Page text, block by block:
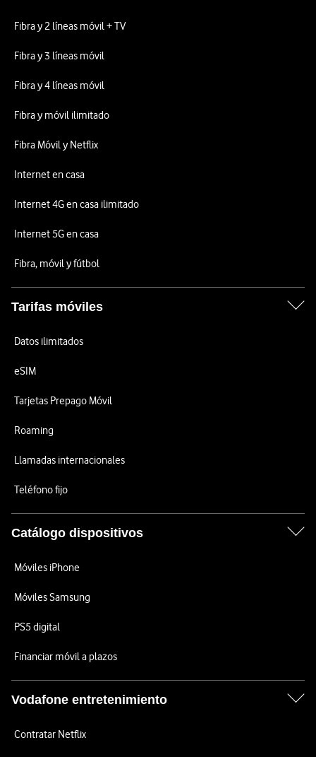
Fibra y 2 líneas móvil + TV
Fibra y 3 líneas móvil
Fibra y 4 líneas móvil
Fibra y móvil ilimitado
Fibra Móvil y Netflix
Internet en casa
Internet 4G en casa ilimitado
Internet 5G en casa
Fibra, móvil y fútbol
Tarifas móviles
Datos ilimitados
eSIM
Tarjetas Prepago Móvil
Roaming
Llamadas internacionales
Teléfono fijo
Catálogo dispositivos
Móviles iPhone
Móviles Samsung
PS5 digital
Financiar móvil a plazos
Vodafone entretenimiento
Contratar Netflix